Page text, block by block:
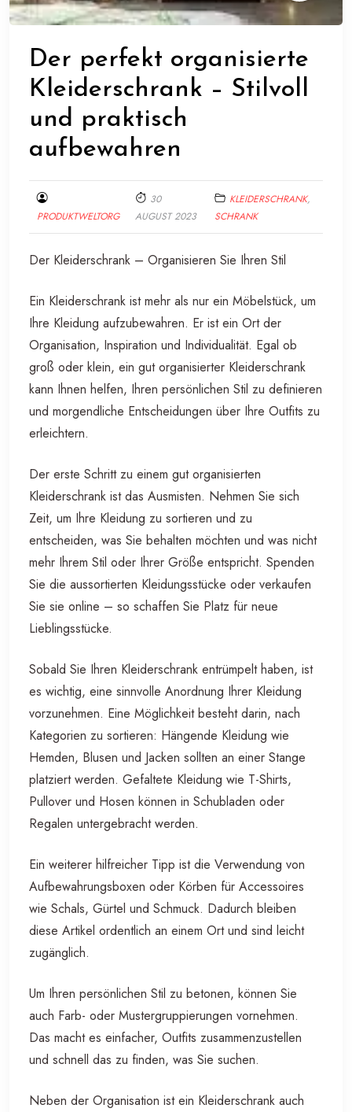
Der perfekt organisierte
Kleiderschrank – Stilvoll
und praktisch
aufbewahren
PRODUKTWELTORG
30
AUGUST 2023
KLEIDERSCHRANK,
SCHRANK
Der Kleiderschrank – Organisieren Sie Ihren Stil
Ein Kleiderschrank ist mehr als nur ein Möbelstück, um
Ihre Kleidung aufzubewahren. Er ist ein Ort der
Organisation, Inspiration und Individualität. Egal ob
groß oder klein, ein gut organisierter Kleiderschrank
kann Ihnen helfen, Ihren persönlichen Stil zu definieren
und morgendliche Entscheidungen über Ihre Outfits zu
erleichtern.
Der erste Schritt zu einem gut organisierten
Kleiderschrank ist das Ausmisten. Nehmen Sie sich
Zeit, um Ihre Kleidung zu sortieren und zu
entscheiden, was Sie behalten möchten und was nicht
mehr Ihrem Stil oder Ihrer Größe entspricht. Spenden
Sie die aussortierten Kleidungsstücke oder verkaufen
Sie sie online – so schaffen Sie Platz für neue
Lieblingsstücke.
Sobald Sie Ihren Kleiderschrank entrümpelt haben, ist
es wichtig, eine sinnvolle Anordnung Ihrer Kleidung
vorzunehmen. Eine Möglichkeit besteht darin, nach
Kategorien zu sortieren: Hängende Kleidung wie
Hemden, Blusen und Jacken sollten an einer Stange
platziert werden. Gefaltete Kleidung wie T-Shirts,
Pullover und Hosen können in Schubladen oder
Regalen untergebracht werden.
Ein weiterer hilfreicher Tipp ist die Verwendung von
Aufbewahrungsboxen oder Körben für Accessoires
wie Schals, Gürtel und Schmuck. Dadurch bleiben
diese Artikel ordentlich an einem Ort und sind leicht
zugänglich.
Um Ihren persönlichen Stil zu betonen, können Sie
auch Farb- oder Mustergruppierungen vornehmen.
Das macht es einfacher, Outfits zusammenzustellen
und schnell das zu finden, was Sie suchen.
Neben der Organisation ist ein Kleiderschrank auch